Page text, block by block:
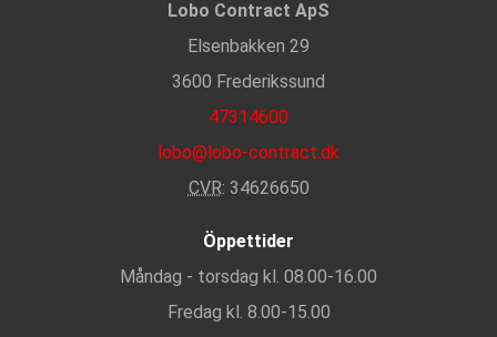
Lobo Contract ApS
Elsenbakken 29
3600 Frederikssund
47314600
lobo@lobo-contract.dk
CVR: 34626650
Öppettider
Måndag - torsdag kl. 08.00-16.00
Fredag kl. 8.00-15.00